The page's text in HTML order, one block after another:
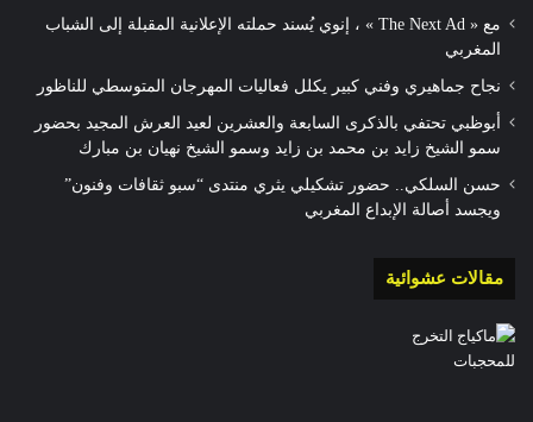
مع « The Next Ad » ، إنوي يُسند حملته الإعلانية المقبلة إلى الشباب
المغربي
نجاح جماهيري وفني كبير يكلل فعاليات المهرجان المتوسطي للناظور
أبوظبي تحتفي بالذكرى السابعة والعشرين لعيد العرش المجيد بحضور
سمو الشيخ زايد بن محمد بن زايد وسمو الشيخ نهيان بن مبارك
حسن السلكي.. حضور تشكيلي يثري منتدى “سبو ثقافات وفنون”
ويجسد أصالة الإبداع المغربي
مقالات عشوائية